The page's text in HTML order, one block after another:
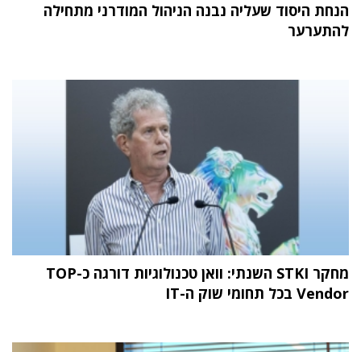
הנחת היסוד שעליה נבנה הניהול המודרני מתחילה
להתערער
מחקר STKI השנתי: וואן טכנולוגיות דורגה כ-TOP
Vendor בכל תחומי שוק ה-IT